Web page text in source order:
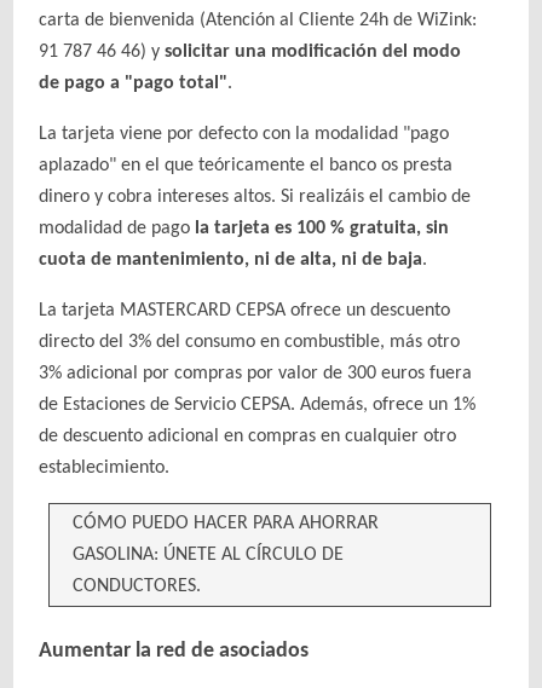
carta de bienvenida (Atención al Cliente 24h de WiZink:
91 787 46 46) ysolicitar una modificación del modo
de pago a "pago total".
La tarjeta viene por defecto con la modalidad "pago
aplazado" en el que teóricamente el banco os presta
dinero y cobra intereses altos. Si realizáis el cambio de
modalidad de pago la tarjeta es 100 % gratuita, sin
cuota de mantenimiento, ni de alta, ni de baja.
La tarjeta MASTERCARD CEPSA ofrece un descuento
directo del 3% del consumo en combustible, más otro
3% adicional por compras por valor de 300 euros fuera
de Estaciones de Servicio CEPSA. Además, ofrece un 1%
de descuento adicional en compras en cualquier otro
establecimiento.
CÓMO PUEDO HACER PARA AHORRAR
GASOLINA: ÚNETE AL CÍRCULO DE
CONDUCTORES.
Aumentar la red de asociados